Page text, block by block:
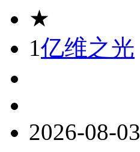
★
1亿维之光
2026-08-03